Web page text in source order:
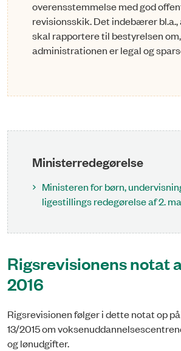
overensstemmelse med god
revisionsskik. Det indebærer bl.a.,
skal rapportere til bestyrelsen
administrationen er legal og
Ministerredegørelse
Ministeren for børn,
ligestillings redegørelse af 2.
Rigsrevisionens notat
2016
Rigsrevisionen følger i dette notat op
13/2015 om
og lønudgifter.